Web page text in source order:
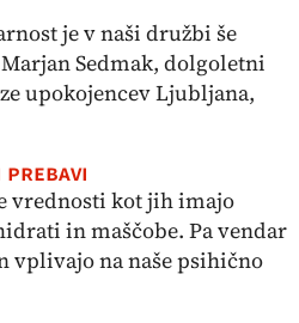
je v naši družbi še
Sedmak, dolgoletni
upokojencev Ljubljana,
vrednosti kot jih imajo
in maščobe. Pa vendar
vplivajo na naše psihično